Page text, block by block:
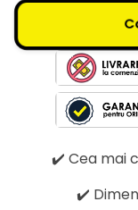
✔️ Cea mai
✔️